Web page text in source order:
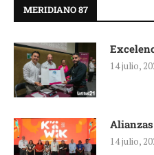
MERIDIANO 87
14 julio,
14 julio,